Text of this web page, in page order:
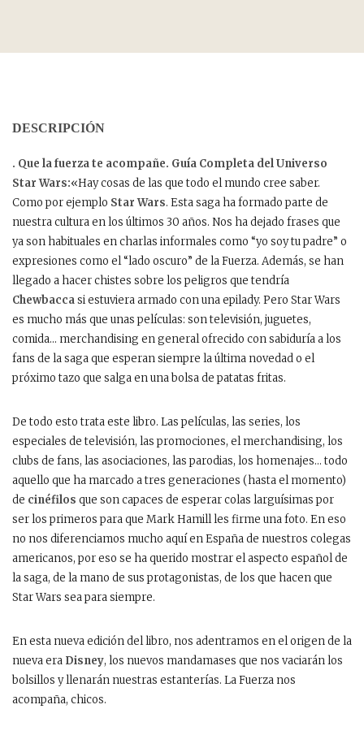
DESCRIPCIÓN
. Que la fuerza te acompañe. Guía Completa del Universo
Star Wars:«Hay cosas de las que todo el mundo cree saber.
Como por ejemplo Star Wars. Esta saga ha formado parte de
nuestra cultura en los últimos 30 años. Nos ha dejado frases que
ya son habituales en charlas informales como “yo soy tu padre” o
expresiones como el “lado oscuro” de la Fuerza. Además, se han
llegado a hacer chistes sobre los peligros que tendría
Chewbaccasi estuviera armado con una epilady. Pero Star Wars
es mucho más que unas películas: son televisión, juguetes,
comida… merchandising en general ofrecido con sabiduría a los
fans de la saga que esperan siempre la última novedad o el
próximo tazo que salga en una bolsa de patatas fritas.
De todo esto trata este libro. Las películas, las series, los
especiales de televisión, las promociones, el merchandising, los
clubs de fans, las asociaciones, las parodias, los homenajes… todo
aquello que ha marcado a tres generaciones (hasta el momento)
de cinéfilos que son capaces de esperar colas larguísimas por
ser los primeros para que Mark Hamill les firme una foto. En eso
no nos diferenciamos mucho aquí en España de nuestros colegas
americanos, por eso se ha querido mostrar el aspecto español de
la saga, de la mano de sus protagonistas, de los que hacen que
Star Wars sea para siempre.
En esta nueva edición del libro, nos adentramos en el origen de la
nueva era Disney, los nuevos mandamases que nos vaciarán los
bolsillos y llenarán nuestras estanterías. La Fuerza nos
acompaña, chicos.